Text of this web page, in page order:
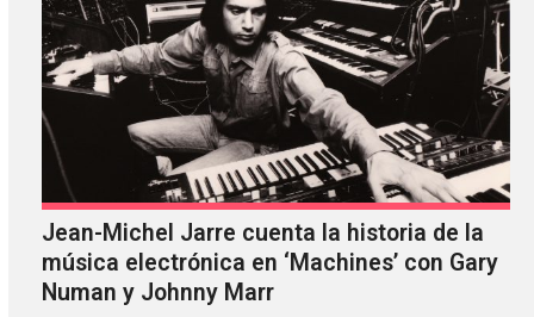
Jean-Michel Jarre cuenta la historia de la
música electrónica en ‘Machines’ con Gary
Numan y Johnny Marr